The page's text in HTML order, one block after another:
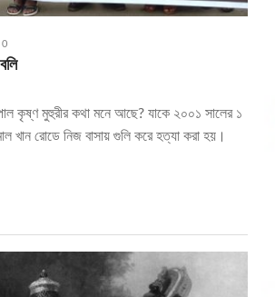
0
কৃষ্ণ মুহুরীর কথা মনে আছে? যাকে ২০০১ সালের ১
খান রোডে নিজ বাসায় গুলি করে হত্যা করা হয়।